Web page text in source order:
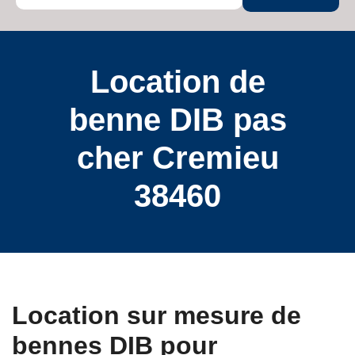
Location de
benne DIB pas
cher Cremieu
38460
Location sur mesure de
bennes DIB pour